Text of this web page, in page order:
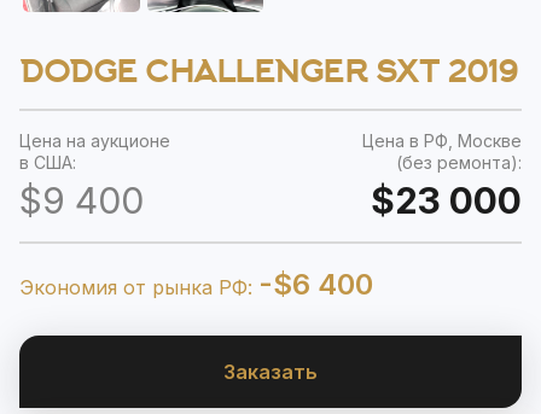
DODGE CHALLENGER SXT 2019
Цена на аукционе
в США:
$9 400
Цена в РФ, Москве
(без ремонта):
$23 000
Экономия от рынка РФ: -$6 400
Заказать